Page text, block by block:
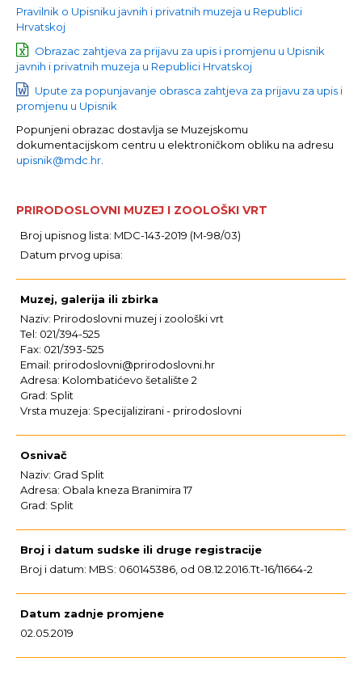
Pravilnik o Upisniku javnih i privatnih muzeja u Republici
Hrvatskoj
Obrazac zahtjeva za prijavu za upis i promjenu u Upisnik
javnih i privatnih muzeja u Republici Hrvatskoj
Upute za popunjavanje obrasca zahtjeva za prijavu za upis i
promjenu u Upisnik
Popunjeni obrazac dostavlja se Muzejskomu
dokumentacijskom centru u elektroničkom obliku na adresu
upisnik@mdc.hr
PRIRODOSLOVNI MUZEJ I ZOOLOŠKI VRT
Broj upisnog lista: MDC-143-2019 (M-98/03)
Datum prvog upisa:
Muzej, galerija ili zbirka
Naziv: Prirodoslovni muzej i zoološki vrt
Tel: 021/394-525
Fax: 021/393-525
Email: prirodoslovni@prirodoslovni.hr
Adresa: Kolombatićevo šetalište 2
Grad: Split
Vrsta muzeja: Specijalizirani - prirodoslovni
Osnivač
Naziv: Grad Split
Adresa: Obala kneza Branimira 17
Grad: Split
Broj i datum sudske ili druge registracije
Broj i datum: MBS: 060145386, od 08.12.2016.Tt-16/11664-2
Datum zadnje promjene
02.05.2019